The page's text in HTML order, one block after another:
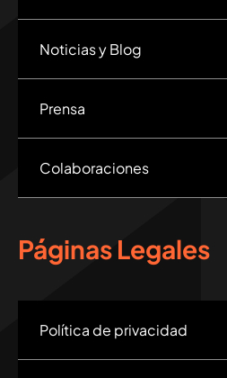
Noticias y Blog
Prensa
Colaboraciones
Páginas Legales
Política de privacidad